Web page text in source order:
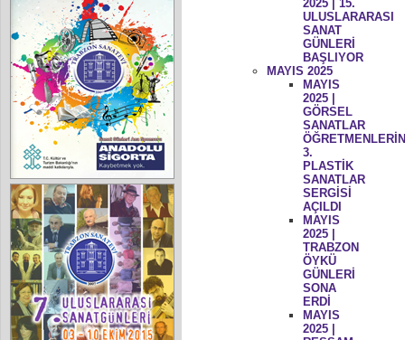
2025 | 15.
ULUSLARARASI
SANAT
GÜNLERİ
BAŞLIYOR
MAYIS 2025
MAYIS
2025 |
GÖRSEL
SANATLAR
3.
PLASTİK
SANATLAR
SERGİSİ
AÇILDI
MAYIS
2025 |
TRABZON
ÖYKÜ
GÜNLERİ
SONA
ERDİ
MAYIS
2025 |